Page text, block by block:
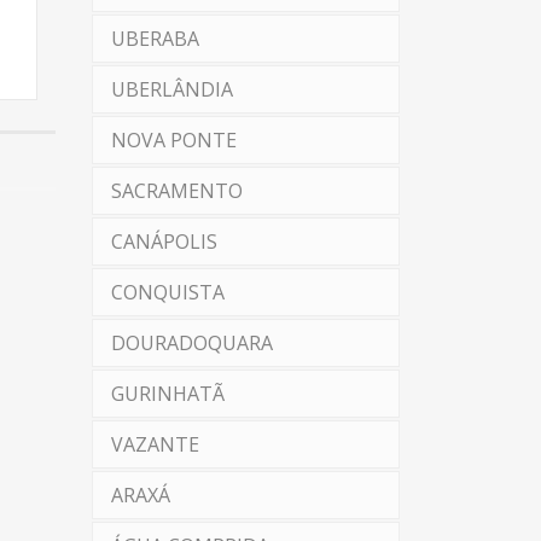
UBERABA
UBERLÂNDIA
NOVA PONTE
SACRAMENTO
CANÁPOLIS
CONQUISTA
DOURADOQUARA
GURINHATÃ
VAZANTE
ARAXÁ